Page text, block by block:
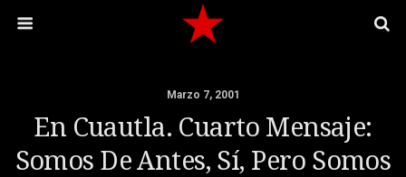
Marzo 7, 2001
En Cuautla. Cuarto Mensaje:
Somos De Antes, Sí, Pero Somos